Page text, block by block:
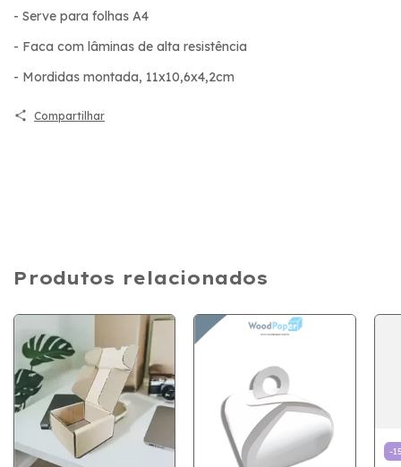
- Serve para folhas A4
- Faca com lâminas de alta resistência
- Mordidas montada, 11x10,6x4,2cm
Compartilhar
Produtos relacionados
-